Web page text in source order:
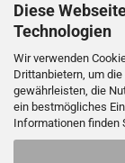
Diese
Technologien
Wir verwenden
Drittanbietern, um
gewährleisten, die
ein bestmögliches
Informationen finden